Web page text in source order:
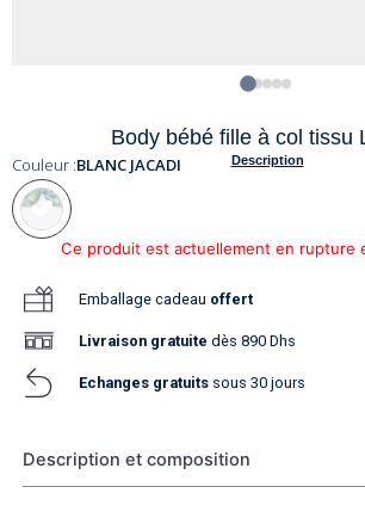
Body bébé fille à col tissu
Description
Couleur :BLANC JACADI
Ce produit est actuellement en rupture
Emballage cadeau offert
Livraison gratuite dès 890 Dhs
Echanges gratuits sous 30 jours
Description et composition